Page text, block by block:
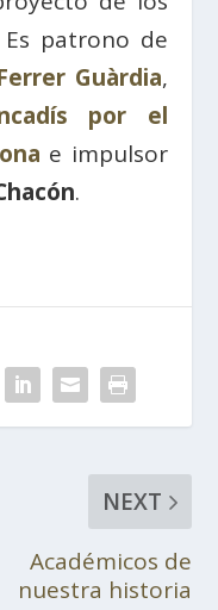
Es patrono de
Guàrdia,
por el
e impulsor
.
NEXT
Académicos de
nuestra historia